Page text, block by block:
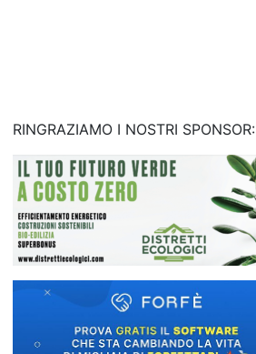
RINGRAZIAMO I NOSTRI SPONSOR: